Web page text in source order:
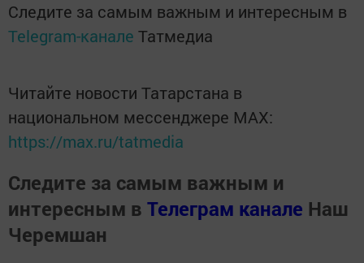
Следите за самым важным и интересным в
Telegram-канале Татмедиа
Читайте новости Татарстана в
национальном мессенджере MАХ:
https://max.ru/tatmedia
Следите за самым важным и
интересным в Телеграм канале Наш
Черемшан